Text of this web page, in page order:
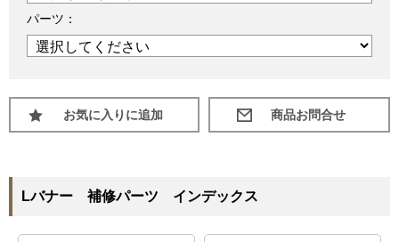
パーツ：
お気に入りに追加
Lバナー 補修パーツ インデックス